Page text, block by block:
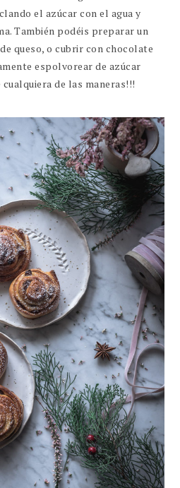
el azúcar con el agua y
También podéis preparar un
queso, o cubrir con chocolate
espolvorear de azúcar
de las maneras!!!